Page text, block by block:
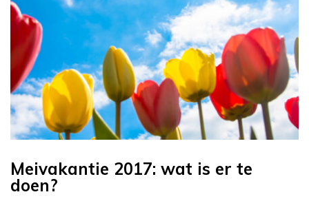
Meivakantie 2017: wat is er te
doen?